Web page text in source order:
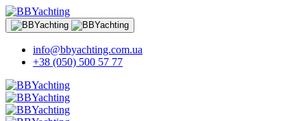
info@bbyachting.com.ua
+38 (050) 500 57 77